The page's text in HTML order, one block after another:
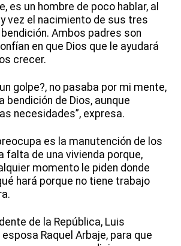
es un hombre de poco hablar, al
vez el nacimiento de sus tres
Ambos padres son
en que Dios que le ayudará
crecer.
golpe?, no pasaba por mi mente,
bendición de Dios, aunque
necesidades”, expresa.
es la manutención de los
falta de una vivienda porque,
momento le piden donde
hará porque no tiene trabajo
de la República, Luis
esposa Raquel Arbaje, para que